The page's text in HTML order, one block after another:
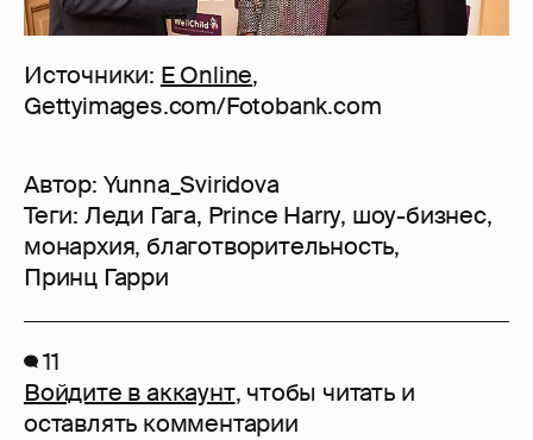
Источники: E Online,
Gettyimages.com/Fotobank.com
Автор: Yunna_Sviridova
Теги: Леди Гага, Prince Harry, шоу-бизнес,
монархия, благотворительность,
Принц Гарри
11
Войдите в аккаунт, чтобы читать и
оставлять комментарии